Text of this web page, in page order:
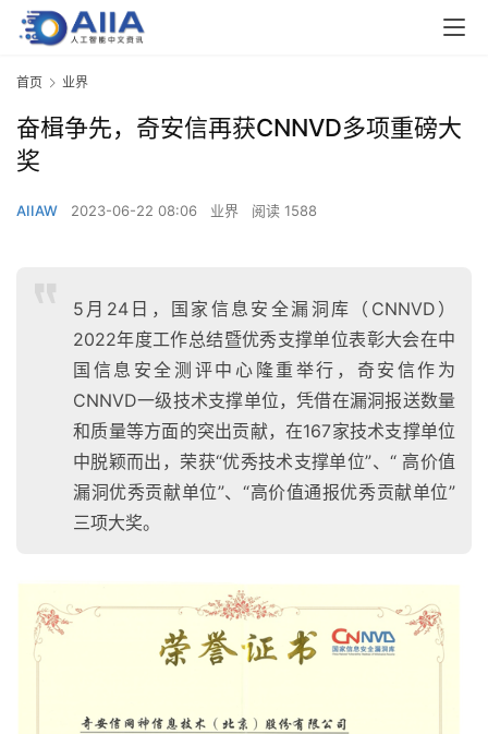
首页 业界
奋楫争先，奇安信再获CNNVD多项重磅大
奖
AIIAW 2023-06-22 08:06 业界 阅读 1588
5月24日，国家信息安全漏洞库（CNNVD）
2022年度工作总结暨优秀支撑单位表彰大会在中
国信息安全测评中心隆重举行，奇安信作为
CNNVD一级技术支撑单位，凭借在漏洞报送数量
和质量等方面的突出贡献，在167家技术支撑单位
中脱颖而出，荣获“优秀技术支撑单位”、“ 高价值
漏洞优秀贡献单位”、“高价值通报优秀贡献单位”
三项大奖。